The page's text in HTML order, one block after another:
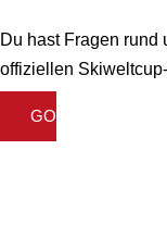
Du hast Fragen rund
offiziellen
GO